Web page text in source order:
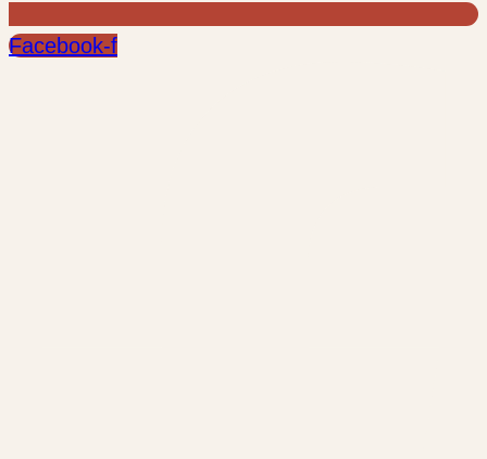
Facebook-f